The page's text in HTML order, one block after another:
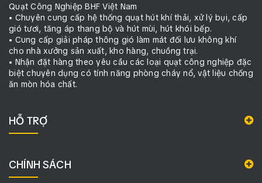
Quạt Công Nghiệp BHF Việt Nam
• Chuyên cung cấp hệ thống quạt hút khí thải, xử lý bụi, cấp
gió tươi, tăng áp thang bộ và hút mùi, hút khói bếp.
• Cung cấp giải pháp thông gió làm mát đối lưu không khí
cho nhà xưởng sản xuất, kho hàng, chuồng trại.
• Nhận đặt hàng theo yêu cầu các loại quạt công nghiệp đặc
biệt chuyên dụng có tính năng phòng cháy nổ, vật liệu chống
ăn mòn hóa chất.
HỖ TRỢ
CHÍNH SÁCH